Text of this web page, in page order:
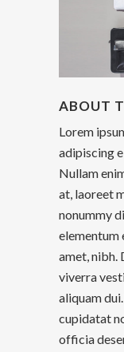
ABOUT
Lorem
adipiscing
Nullam
at, laoreet
nonummy
elementum
amet, nibh.
viverra
aliquam
cupidatat
officia